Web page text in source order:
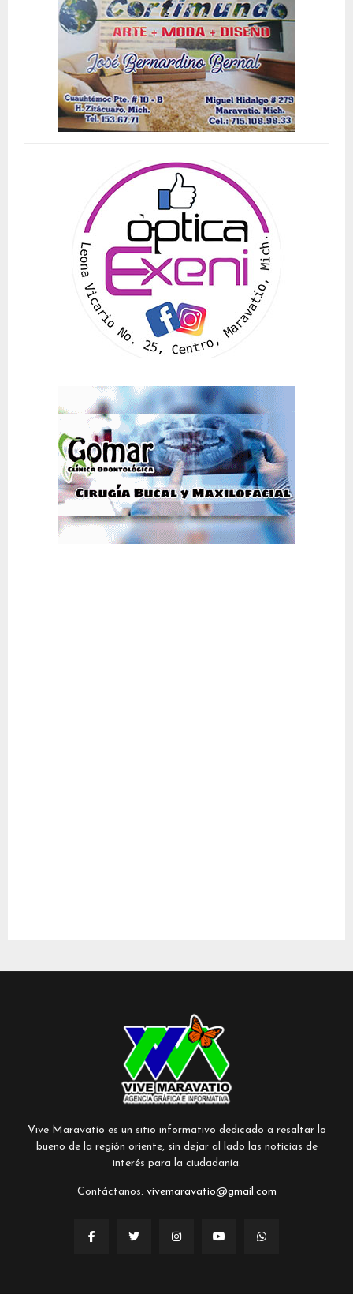
Vive Maravatío es un sitio informativo dedicado a resaltar lo
bueno de la región oriente, sin dejar al lado las noticias de
interés para la ciudadanía.
Contáctanos: vivemaravatio@gmail.com